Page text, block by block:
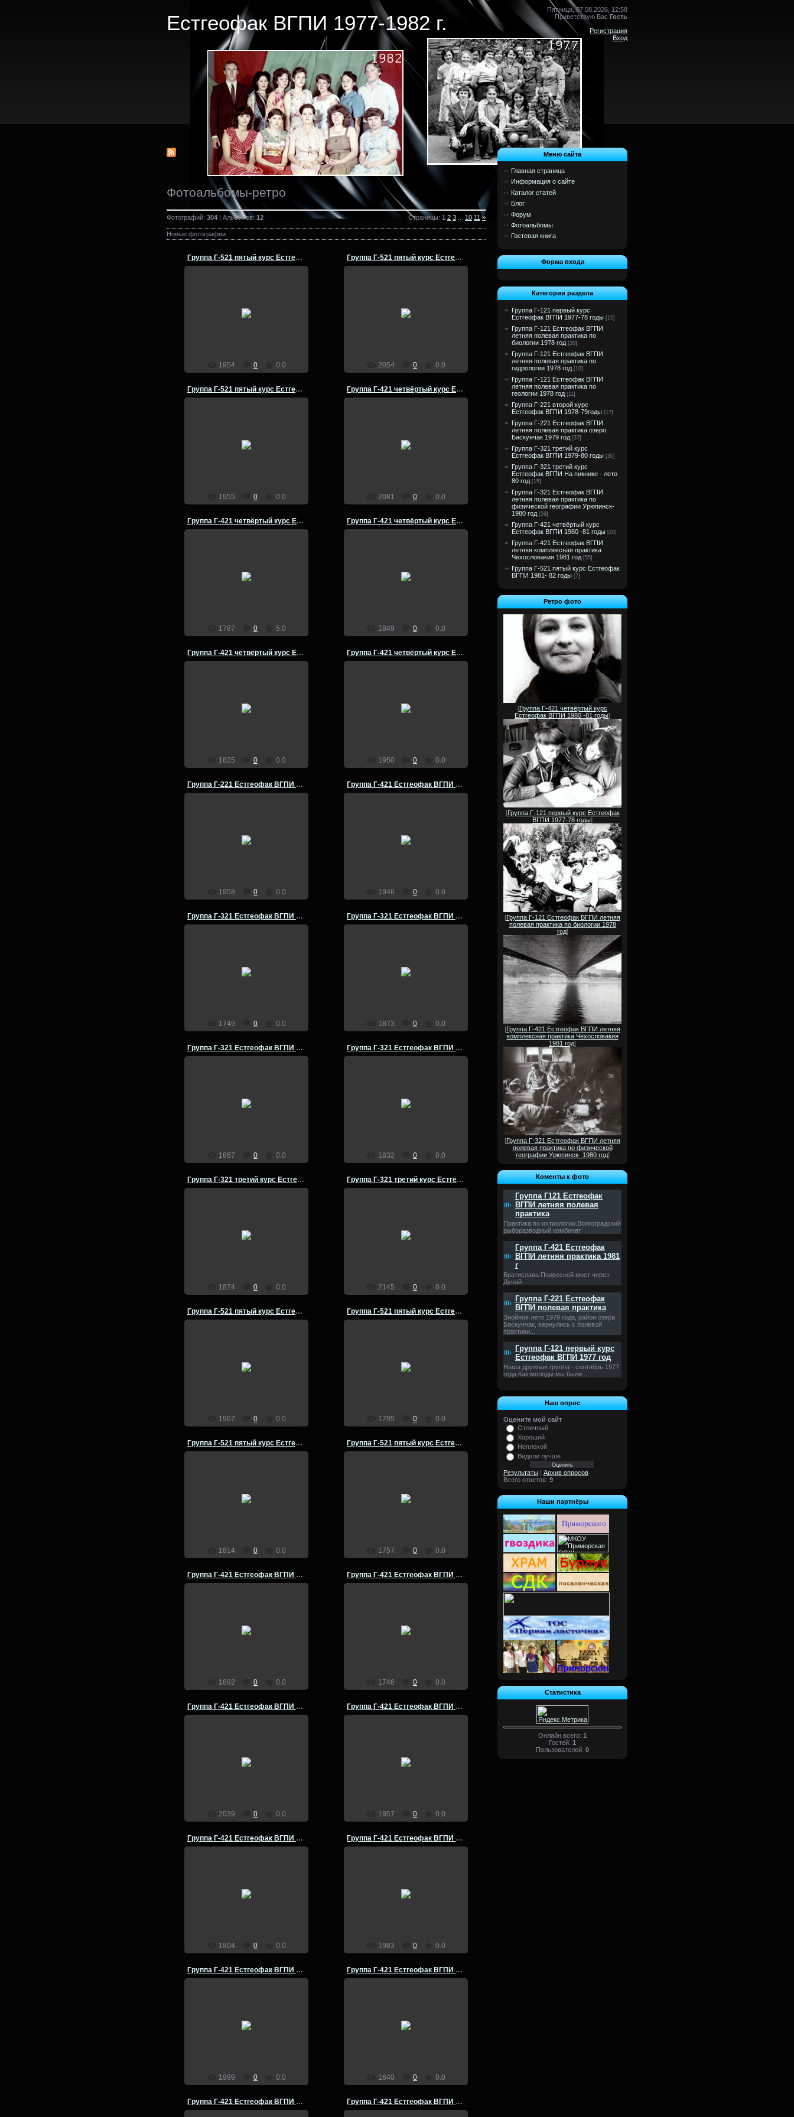
Естгеофак ВГПИ 1977-1982 г.
Пятница, 07.08.2026, 12:58
Приветствую Вас Гость
Регистрация
Вход
Фотоальбомы-ретро
Фотографий: 304 | Альбомов:12 Страницы: 1 2 3 10 11 »
Новые фотографии
Группа Г-521 пятый курс Естгеофак ВГПИ 1981- 82 гг
Группа Г-521 пятый курс
Естгеофак ВГПИ 1981- 82 годы
1954 0 0.0
Группа Г-521 пятый курс Естгеофак ВГПИ 1981- 82 гг
Группа Г-521 пятый курс
Естгеофак ВГПИ 1981- 82 годы
2054 0 0.0
Группа Г-521 пятый курс Естгеофак ВГПИ 1981- 82 гг
Группа Г-521 пятый курс
Естгеофак ВГПИ 1981- 82 годы
1955 0 0.0
Группа Г-421 четвёртый курс Естгеофак ВГПИ 1980-81
Группа Г-421 четвёртый курс
Естгеофак ВГПИ 1980 -81 годы
2081 0 0.0
Группа Г-421 четвёртый курс Естгеофак ВГПИ 1980-81
Группа Г-421 четвёртый курс
Естгеофак ВГПИ 1980 -81 годы
1787 0 5.0
Группа Г-421 четвёртый курс Естгеофак ВГПИ 1980-81
Группа Г-421 четвёртый курс
Естгеофак ВГПИ 1980 -81 годы
1849 0 0.0
Группа Г-421 четвёртый курс Естгеофак ВГПИ 1980-81
Группа Г-421 четвёртый курс
Естгеофак ВГПИ 1980 -81 годы
1825 0 0.0
Группа Г-421 четвёртый курс Естгеофак ВГПИ 1980-81
Группа Г-421 четвёртый курс
Естгеофак ВГПИ 1980 -81 годы
1950 0 0.0
Группа Г-221 Естгеофак ВГПИ озеро Баскунчак 1979 г
летняя полевая практика озеро
1958 0 0.0
Группа Г-421 Естгеофак ВГПИ Чехословакия 1981 год
летняя комплексная практика
1946 0 0.0
Группа Г-321 Естгеофак ВГПИ летняя практика 1980 г
летняя полевая практика по
физической географии Урюпинск-
1749 0 0.0
Группа Г-321 Естгеофак ВГПИ летняя практика 1980 г
летняя полевая практика по
физической географии Урюпинск-
1873 0 0.0
Группа Г-321 Естгеофак ВГПИ летняя практика 1980 г
летняя полевая практика по
физической географии Урюпинск-
1867 0 0.0
Группа Г-321 Естгеофак ВГПИ летняя практика 1980 г
летняя полевая практика по
физической географии Урюпинск-
1832 0 0.0
Группа Г-321 третий курс Естгеофак ВГПИ 1979-80 гг
Группа Г-321 третий курс
Естгеофак ВГПИ 1979-80 гг
1874 0 0.0
Группа Г-321 третий курс Естгеофак ВГПИ 1979-80 гг
Группа Г-321 третий курс
Естгеофак ВГПИ 1979-80 гг
2145 0 0.0
Группа Г-521 пятый курс Естгеофак ВГПИ 1981-82 г
1967 0 0.0
Группа Г-521 пятый курс Естгеофак ВГПИ 1981-82 г
1795 0 0.0
Группа Г-521 пятый курс Естгеофак ВГПИ 1981-82 г
1814 0 0.0
Группа Г-521 пятый курс Естгеофак ВГПИ 1981-82 г
1757 0 0.0
Группа Г-421 Естгеофак ВГПИ летняя практика 1981 г
летняя комплексная практика
Чехословакия 1981 год. СССР -
1892 0 0.0
Группа Г-421 Естгеофак ВГПИ летняя практика 1981 г
летняя комплексная практика
Чехословакия 1981 год. СССР -
1746 0 0.0
Группа Г-421 Естгеофак ВГПИ летняя практика 1981 г
летняя комплексная практика
Чехословакия 1981 год. СССР -
2039 0 0.0
Группа Г-421 Естгеофак ВГПИ летняя практика 1981 г
летняя комплексная практика
Чехословакия 1981 год. СССР -
1957 0 0.0
Группа Г-421 Естгеофак ВГПИ летняя практика 1981 г
летняя комплексная практика
Чехословакия 1981 год. СССР -
1804 0 0.0
Группа Г-421 Естгеофак ВГПИ летняя практика 1981 г
летняя комплексная практика
Чехословакия 1981 год. СССР -
1983 0 0.0
Группа Г-421 Естгеофак ВГПИ летняя практика 1981 г
летняя комплексная практика
Чехословакия 1981 год. СССР -
1999 0 0.0
Группа Г-421 Естгеофак ВГПИ летняя практика 1981 г
летняя комплексная практика
Чехословакия 1981 год. СССР -
1640 0 0.0
Группа Г-421 Естгеофак ВГПИ летняя практика 1981 г Группа Г-421 Естгеофак ВГПИ летняя практика 1981 г
Меню сайта
Главная страница
Информация о сайте
Каталог статей
Блог
Форум
Фотоальбомы
Гостевая книга
Форма входа
Категории раздела
Группа Г-121 первый курс
Естгеофак ВГПИ 1977-78 годы [15]
Группа Г-121 Естгеофак ВГПИ
летняя полевая практика по
биологии 1978 год [20]
Группа Г-121 Естгеофак ВГПИ
летняя полевая практика по
гидрологии 1978 год [10]
Группа Г-121 Естгеофак ВГПИ
летняя полевая практика по
геологии 1978 год [11]
Группа Г-221 второй курс
Естгеофак ВГПИ 1978-79годы [17]
Группа Г-221 Естгеофак ВГПИ
летняя полевая практика озеро
Баскунчак 1979 год [37]
Группа Г-321 третий курс
Естгеофак ВГПИ 1979-80 годы [30]
Группа Г-321 третий курс
Естгеофак ВГПИ На пикнике - лето
80 год [15]
Группа Г-321 Естгеофак ВГПИ
летняя полевая практика по
физической географии Урюпинск-
1980 год [59]
Группа Г-421 четвёртый курс
Естгеофак ВГПИ 1980 -81 годы [28]
Группа Г-421 Естгеофак ВГПИ
летняя комплексная практика
Чехословакия 1981 год [55]
Группа Г-521 пятый курс Естгеофак
ВГПИ 1981- 82 годы [7]
Ретро фото
[Группа Г-421 четвёртый курс
Естгеофак ВГПИ 1980 -81 годы]
[Группа Г-121 первый курс Естгеофак
ВГПИ 1977-78 годы]
[Группа Г-121 Естгеофак ВГПИ летняя
полевая практика по биологии 1978
год]
[Группа Г-421 Естгеофак ВГПИ летняя
комплексная практика Чехословакия
1981 год]
[Группа Г-321 Естгеофак ВГПИ летняя
полевая практика по физической
географии Урюпинск- 1980 год]
Коменты к фото
Группа Г121 Естгеофак
ВГПИ летняя полевая
практика
Практика по ихтиологии.Волгоградский
рыборазводный комбинат
Группа Г-421 Естгеофак
ВГПИ летняя практика 1981
г
Братислава.Подвесной мост через
Дунай
Группа Г-221 Естгеофак
ВГПИ полевая практика
Знойное лето 1979 года, район озера
Баскунчак, вернулись с полевой
практики...
Группа Г-121 первый курс
Естгеофак ВГПИ 1977 год
Наша дружная группа - сентябрь 1977
года.Как молоды мы были...
Наш опрос
Оцените мой сайт
Отличный
Хороший
Неплохой
Видели лучше
Результаты | Архив опросов
Всего ответов: 9
Наши партнёры
Статистика
Онлайн всего: 1
Гостей: 1
Пользователей: 0